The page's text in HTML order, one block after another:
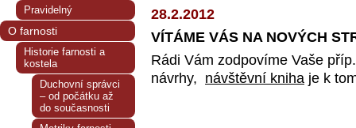
28.2.2012
VÍTÁME VÁS NA NOVÝCH
Rádi Vám zodpovíme Vaše
návrhy, návštěvní kniha je k
Pravidelný
O farnosti
Historie farnosti a
kostela
Duchovní správci
– od počátku až
do současnosti